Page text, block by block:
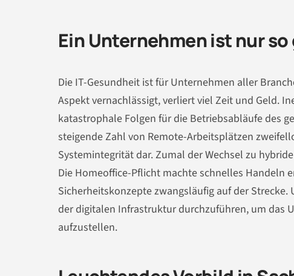
Ein Unternehmen ist nur
Die IT-Gesundheit ist für Unternehmen aller
Aspekt vernachlässigt, verliert viel Zeit und Geld.
katastrophale Folgen für die Betriebsabläufe des
steigende Zahl von Remote-Arbeitsplätzen
Systemintegrität dar. Zumal der Wechsel zu
Die Homeoffice-Pflicht machte schnelles Handeln
Sicherheitskonzepte zwangsläufig auf der
der digitalen Infrastruktur durchzuführen, um das
aufzustellen.